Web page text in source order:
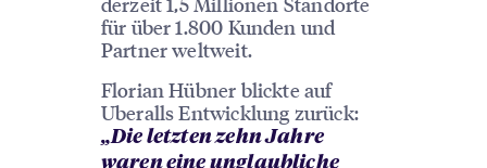
für über 1.800 Kunden und
Partner weltweit.
Florian Hübner blickte auf
Uberalls Entwicklung zurück:
„Die letzten zehn Jahre